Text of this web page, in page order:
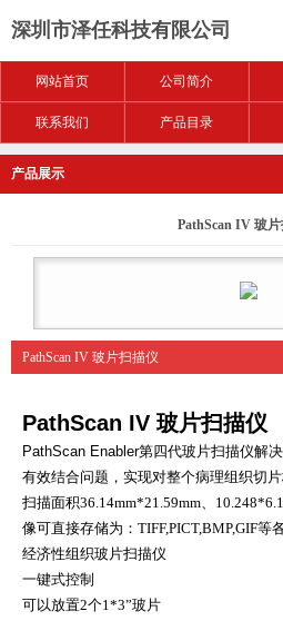
深圳市泽任科技有限公司
网站首页 公司简介
联系我们 产品目录
产品展示
PathScan IV 玻
PathScan IV 玻片扫描仪
PathScan IV 玻片扫描仪
PathScan Enabler第四代玻片扫描仪解
有效结合问题 ， 实现对整个病理组织切
扫描面积36.14mm*21.59mm、
像可直接存储为：TIFF,PICT,BMP,GIF等
经济性组织玻片扫描仪
一键式控制
可以放置2个1*3”玻片